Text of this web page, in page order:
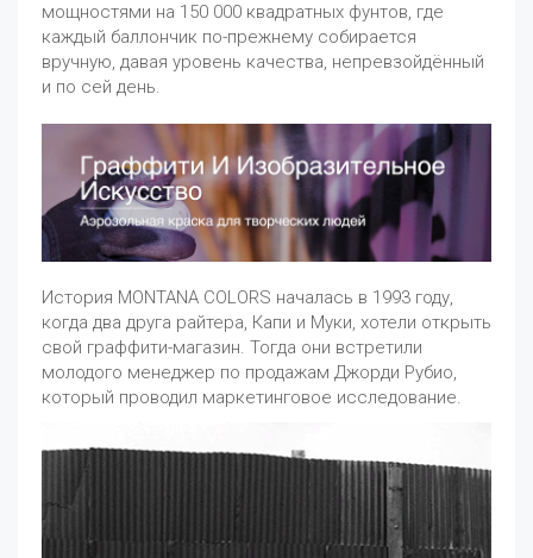
мощностями на 150 000 квадратных фунтов, где
каждый баллончик по-прежнему собирается
вручную, давая уровень качества, непревзойдённый
и по сей день.
История MONTANA COLORS началась в 1993 году,
когда два друга райтера, Капи и Муки, хотели открыть
свой граффити-магазин. Тогда они встретили
молодого менеджер по продажам Джорди Рубио,
который проводил маркетинговое исследование.